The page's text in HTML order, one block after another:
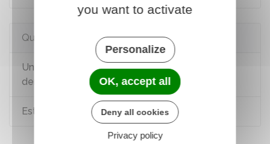
Questions ? Réponses !
Un majeur protégé (tutelle, curatelle...) peut-il
demander un titre d'identité ?
Est-on obligé d'avoir une carte d'identité ?
you want to activate
Personalize
OK, accept all
Deny all cookies
Privacy policy